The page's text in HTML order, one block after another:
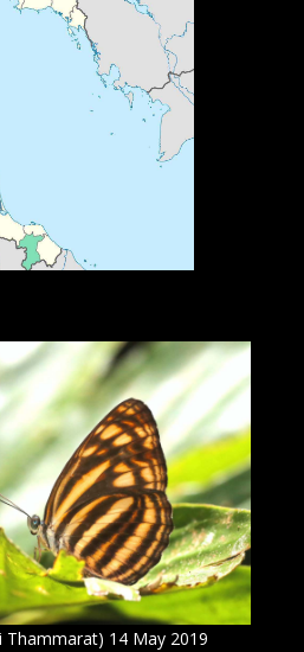
Thammarat) 14 May 2019